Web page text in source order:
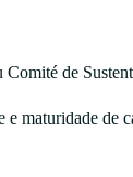
Comité de
maturidade